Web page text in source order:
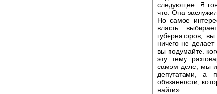
следующее. Я
что. Она
Но самое
власть
губернаторов,
ничего не
вы подумайте,
эту тему
самом деле, мы
депутатами, а
обязанности,
найти».